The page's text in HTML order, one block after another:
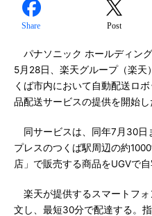
Share Post
パナソニック ホールディン
5月28日、楽天グループ（楽天
くば市内において自動配送ロ
品配送サービスの提供を開始し
同サービスは、同年7月30日
プレスのつくば駅周辺の約
店」で販売する商品をUGVで
楽天が提供するスマートフ
文し、最短30分で配達する。